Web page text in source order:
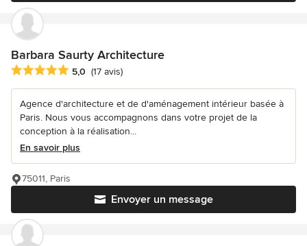
Barbara Saurty Architecture
Note moyenne : 5 étoiles sur 5
5,0 (17 avis)
Agence d'architecture et de d'aménagement intérieur basée à
Paris. Nous vous accompagnons dans votre projet de la
conception à la réalisation...
En savoir plus
Envoyer un message
75011, Paris